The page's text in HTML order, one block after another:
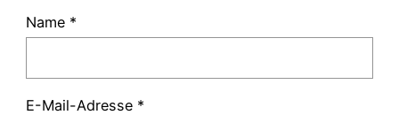
Name *
E-Mail-Adresse *